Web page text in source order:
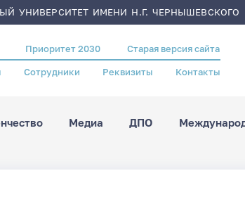
УНИВЕРСИТЕТ ИМЕНИ Н.Г. ЧЕРНЫШЕВСКОГО
Приоритет 2030 Старая версия сайта
Сотрудники Реквизиты Контакты
Медиа ДПО